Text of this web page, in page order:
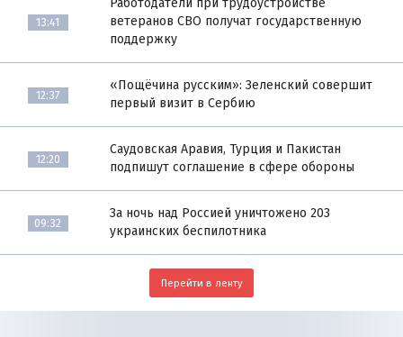
13:41
Работодатели при трудоустройстве
ветеранов СВО получат государственную
поддержку
12:37
«Пощёчина русским»: Зеленский совершит
первый визит в Сербию
12:20
Саудовская Аравия, Турция и Пакистан
подпишут соглашение в сфере обороны
09:32
За ночь над Россией уничтожено 203
украинских беспилотника
Перейти в ленту